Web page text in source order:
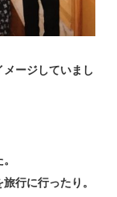
メージしていまし
行に行ったり。